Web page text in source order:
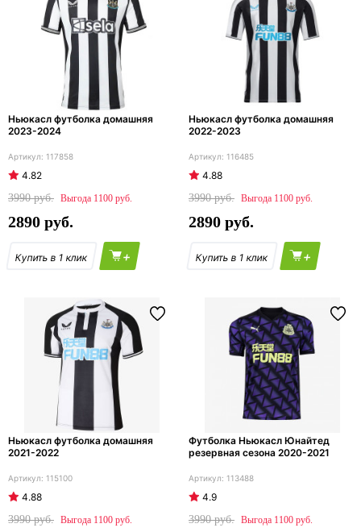
Ньюкасл футболка домашняя
2023-2024
117858
4.82
3990
1100
2890
+
Ньюкасл футболка домашняя
2022-2023
116485
4.88
3990
1100
2890
+
Ньюкасл футболка домашняя
2021-2022
115100
4.88
3990
1100
Футболка Ньюкасл Юнайтед
резервная сезона 2020-2021
113488
4.9
3990
1100